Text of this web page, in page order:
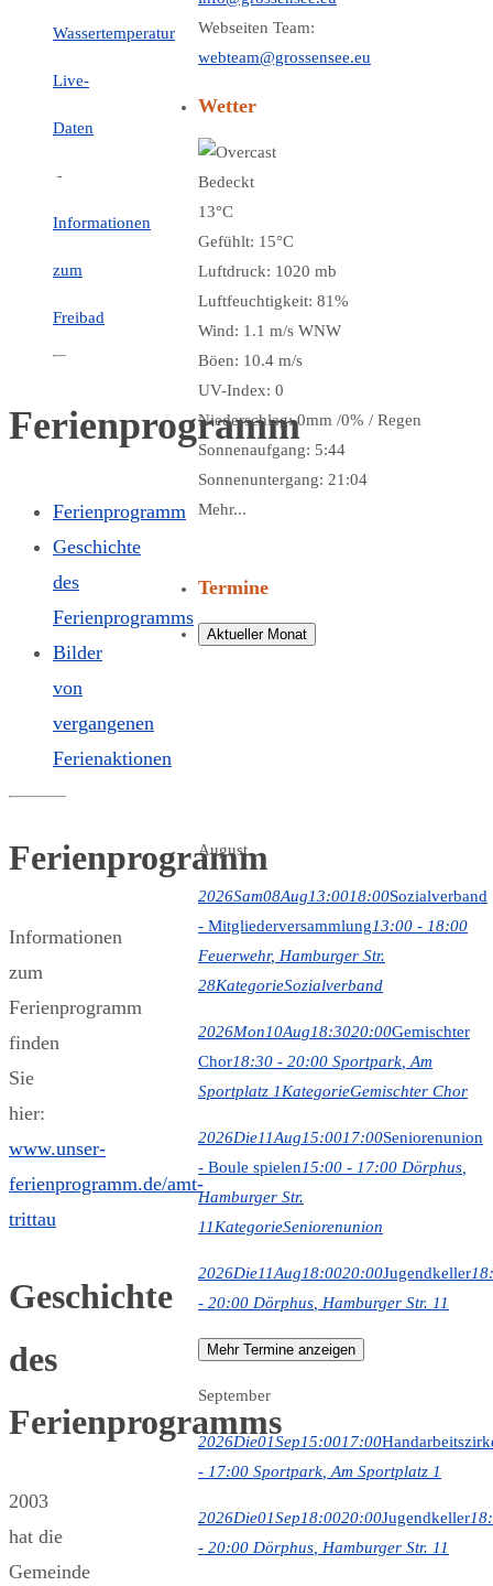
Wassertemperatur
Live-
Daten
-
Informationen
zum
Freibad
Ferienprogramm
Ferienprogramm
Geschichte
des
Ferienprogramms
Bilder
von
vergangenen
Ferienaktionen
Ferienprogramm
Informationen
zum
Ferienprogramm
finden
Sie
hier:
www.unser-
ferienprogramm.de/amt-
trittau
Geschichte
des
Ferienprogramms
2003
hat die
Gemeinde
Webseiten Team:
webteam@grossensee.eu
Wetter
Bedeckt
13°C
Gefühlt: 15°C
Luftdruck: 1020 mb
Luftfeuchtigkeit: 81%
Wind: 1.1 m/s WNW
Böen: 10.4 m/s
UV-Index: 0
Niederschlag:0mm /0% / Regen
Sonnenaufgang: 5:44
Sonnenuntergang: 21:04
Mehr...
Termine
Aktueller Monat
August
2026Sam08Aug13:0018:00Sozialverband
- Mitgliederversammlung13:00 - 18:00
Feuerwehr, Hamburger Str.
28KategorieSozialverband
2026Mon10Aug18:3020:00Gemischter
Chor18:30 - 20:00 Sportpark , Am
Sportplatz 1KategorieGemischter Chor
2026Die11Aug15:0017:00Seniorenunion
- Boule spielen15:00 - 17:00 Dörphus
Hamburger Str.
11KategorieSeniorenunion
2026Die11Aug18:0020:00Jugendkeller
- 20:00 Dörphus , Hamburger Str. 11
Mehr Termine anzeigen
September
2026Die01Sep15:0017:00
- 17:00 Sportpark , Am Sportplatz 1
2026Die01Sep18:0020:00Jugendkeller
- 20:00 Dörphus , Hamburger Str. 11